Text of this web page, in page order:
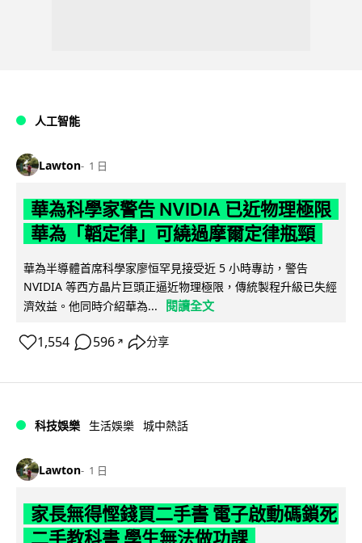
人工智能
Lawton 1 日
華為科學家警告 NVIDIA 已近物理極限
華為「韜定律」可繞過摩爾定律瓶頸
華為半導體首席科學家廖恒罕見接受近 5 小時專訪，警告
NVIDIA 等西方晶片巨頭正逼近物理極限，傳統製程升級已失經
濟效益。他同時介紹華為...
閱讀全文
1,554 596 ↗ 分享
科技娛樂 生活娛樂 城中熱話
Lawton 1 日
家長無得慳錢買二手書 電子啟動碼鎖死
二手教科書 學生無法做功課